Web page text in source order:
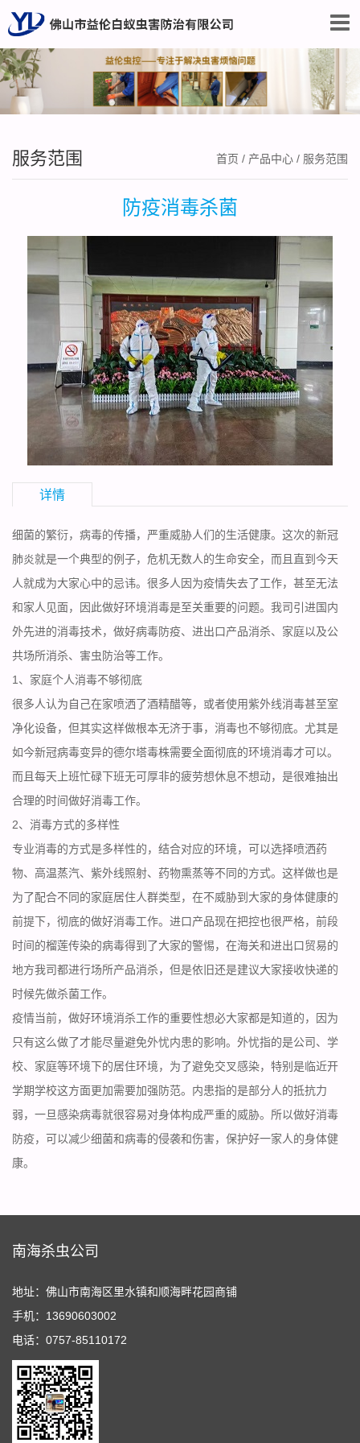
服务范围 首页 / 产品中心 / 服务范围
防疫消毒杀菌
详情
细菌的繁衍，病毒的传播，严重威胁人们的生活健康。这次的新冠
肺炎就是一个典型的例子，危机无数人的生命安全，而且直到今天
人就成为大家心中的忌讳。很多人因为疫情失去了工作，甚至无法
和家人见面，因此做好环境消毒是至关重要的问题。我司引进国内
外先进的消毒技术，做好病毒防疫、进出口产品消杀、家庭以及公
共场所消杀、害虫防治等工作。
1、家庭个人消毒不够彻底
很多人认为自己在家喷洒了酒精醋等，或者使用紫外线消毒甚至室
净化设备，但其实这样做根本无济于事，消毒也不够彻底。尤其是
如今新冠病毒变异的德尔塔毒株需要全面彻底的环境消毒才可以。
而且每天上班忙碌下班无可厚非的疲劳想休息不想动，是很难抽出
合理的时间做好消毒工作。
2、消毒方式的多样性
专业消毒的方式是多样性的，结合对应的环境，可以选择喷洒药
物、高温蒸汽、紫外线照射、药物熏蒸等不同的方式。这样做也是
为了配合不同的家庭居住人群类型，在不威胁到大家的身体健康的
前提下，彻底的做好消毒工作。进口产品现在把控也很严格，前段
时间的榴莲传染的病毒得到了大家的警惕，在海关和进出口贸易的
地方我司都进行场所产品消杀，但是依旧还是建议大家接收快递的
时候先做杀菌工作。
疫情当前，做好环境消杀工作的重要性想必大家都是知道的，因为
只有这么做了才能尽量避免外忧内患的影响。外忧指的是公司、学
校、家庭等环境下的居住环境，为了避免交叉感染，特别是临近开
学期学校这方面更加需要加强防范。内患指的是部分人的抵抗力
弱，一旦感染病毒就很容易对身体构成严重的威胁。所以做好消毒
防疫，可以减少细菌和病毒的侵袭和伤害，保护好一家人的身体健
康。
南海杀虫公司
地址：佛山市南海区里水镇和顺海畔花园商铺
手机：13690603002
电话：0757-85110172